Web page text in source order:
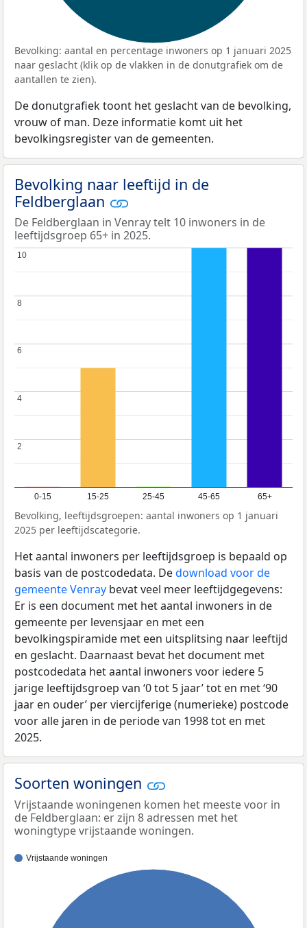
Bevolking: aantal en percentage inwoners op 1 januari 2025
naar geslacht (klik op de vlakken in de donutgrafiek om de
aantallen te zien).
De donutgrafiek toont het geslacht van de bevolking,
vrouw of man. Deze informatie komt uit het
bevolkingsregister van de gemeenten.
Bevolking naar leeftijd in de
Feldberglaan
De Feldberglaan in Venray telt 10 inwoners in de
leeftijdsgroep 65+ in 2025.
0-15 15-25 25-45 45-65 65+
2
2
4
4
6
6
8
8
10
10
Bevolking, leeftijdsgroepen: aantal inwoners op 1 januari
2025 per leeftijdscategorie.
Het aantal inwoners per leeftijdsgroep is bepaald op
basis van de postcodedata. Dedownload voor de
gemeente Venray bevat veel meer leeftijdgegevens:
Er is een document met het aantal inwoners in de
gemeente per levensjaar en met een
bevolkingspiramide met een uitsplitsing naar leeftijd
en geslacht. Daarnaast bevat het document met
postcodedata het aantal inwoners voor iedere 5
jarige leeftijdsgroep van ‘0 tot 5 jaar’ tot en met ‘90
jaar en ouder’ per viercijferige (numerieke) postcode
voor alle jaren in de periode van 1998 tot en met
2025.
Soorten woningen
Vrijstaande woningenen komen het meeste voor in
de Feldberglaan: er zijn 8 adressen met het
woningtype vrijstaande woningen.
Vrijstaande woningen